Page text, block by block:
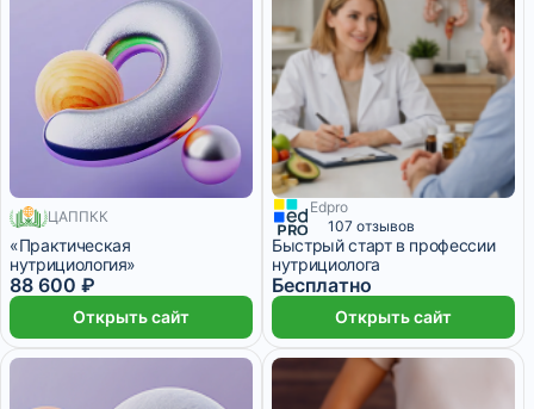
1260 месяцев
ЦАППКК
«Практическая
нутрициология»
88 600 ₽
Открыть сайт
Edpro
107 отзывов
Быстрый старт в профессии
нутрициолога
Бесплатно
Открыть сайт